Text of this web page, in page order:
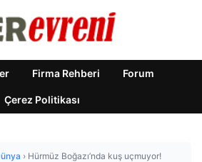
Firma Rehberi Forum
Çerez Politikası
› Hürmüz Boğazı’nda kuş uçmuyor!